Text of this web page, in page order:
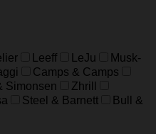
Leeff LeJu
Musk-
Camps & Camps
Simonsen
Zhrill
Steel & Barnett
Bull &